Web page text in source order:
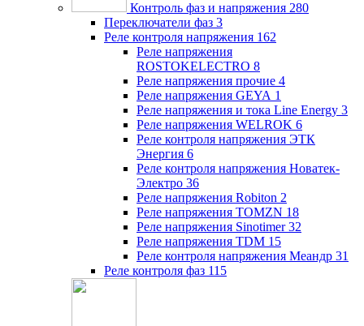
Контроль фаз и напряжения 280
Переключатели фаз 3
Реле контроля напряжения 162
Реле напряжения
ROSTOKELECTRO 8
Реле напряжения прочие 4
Реле напряжения GEYA 1
Реле напряжения и тока Line Energy 3
Реле напряжения WELROK 6
Реле контроля напряжения ЭТК
Энергия 6
Реле контроля напряжения Новатек-
Электро 36
Реле напряжения Robiton 2
Реле напряжения TOMZN 18
Реле напряжения Sinotimer 32
Реле напряжения TDM 15
Реле контроля напряжения Меандр 31
Реле контроля фаз 115